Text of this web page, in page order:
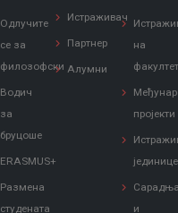
Одлучите
се за
филозофски
Водич
за
бруцоше
ERASMUS+
Размена
студената
Истраживач
Партнер
Алумни
на
пројекти
јединице
и